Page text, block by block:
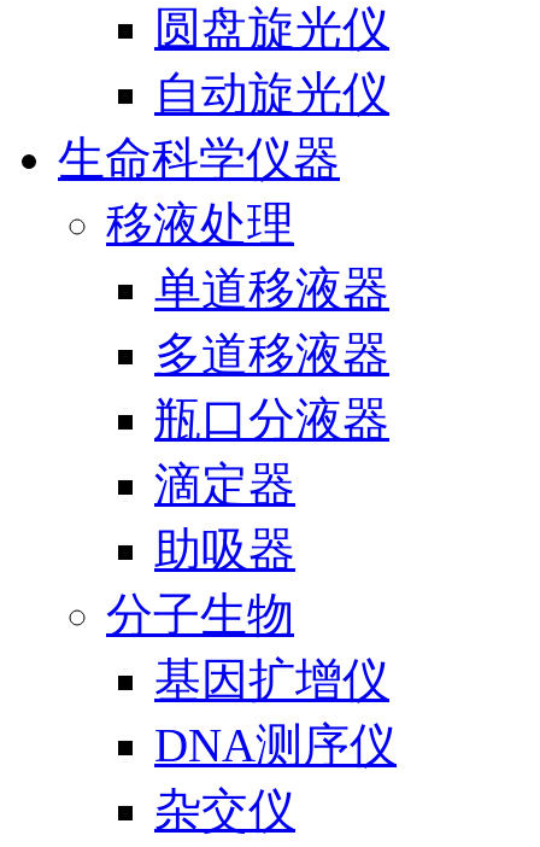
圆盘旋光仪
自动旋光仪
生命科学仪器
移液处理
单道移液器
多道移液器
瓶口分液器
滴定器
助吸器
分子生物
基因扩增仪
DNA测序仪
杂交仪